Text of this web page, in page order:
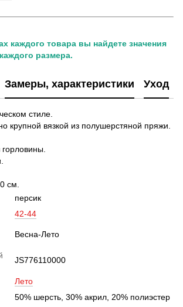
каждого товара вы найдете значения
размера.
Замеры, характеристики Уход
стиле.
крупной вязкой из полушерстяной пряжи.
см.
персик
42-44
Весна-Лето
JS776110000
Лето
50% шерсть, 30% акрил, 20% полиэстер